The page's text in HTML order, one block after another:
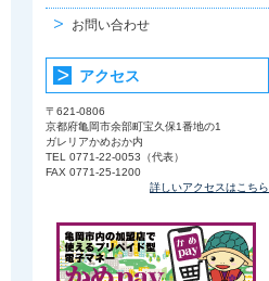
お問い合わせ
アクセス
〒621-0806
京都府亀岡市余部町宝久保1番地の1
ガレリアかめおか内
TEL 0771-22-0053（代表）
FAX 0771-25-1200
詳しいアクセスはこちら